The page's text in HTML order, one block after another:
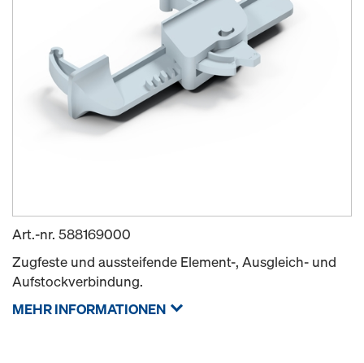
Art.-nr. 588169000
Zugfeste und aussteifende Element-, Ausgleich- und
Aufstockverbindung.
MEHR INFORMATIONEN